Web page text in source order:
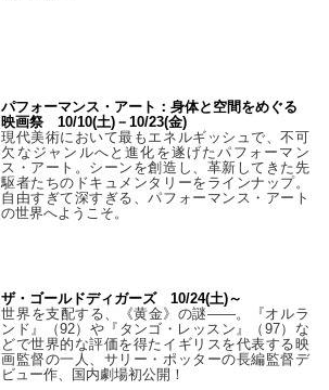
パフォーマンス・アート：身体と空間をめぐる
映画祭 10/10(土)－10/23(金)
現代美術において最もエネルギッシュで、不可
欠なジャンルへと進化を遂げたパフォーマン
ス・アート。シーンを創造し、革新してきた先
駆者たちのドキュメンタリーをラインナップ。
自由すぎて深すぎる、パフォーマンス・アート
の世界へようこそ。
ザ・ゴールドディガーズ 10/24(土)～
世界を支配する、《黄金》の謎――。『オルラ
ンド』（92）や『タンゴ・レッスン』（97）な
どで世界的な評価を得たイギリスを代表する映
画監督の一人、サリー・ポッターの長編監督デ
ビュー作、国内劇場初公開！